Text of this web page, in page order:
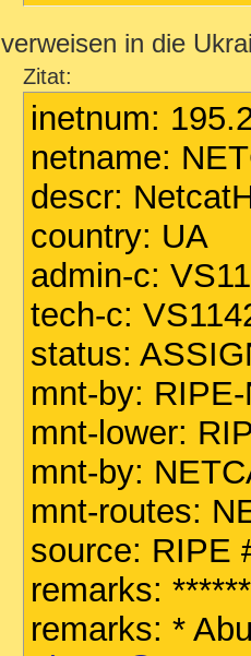
verweisen in die
Zitat:
inetnum:
netname:
descr:
country: UA
admin-c:
tech-c:
status:
mnt-by:
mnt-lower:
mnt-by:
mnt-routes:
source: RIPE
remarks:
remarks: *